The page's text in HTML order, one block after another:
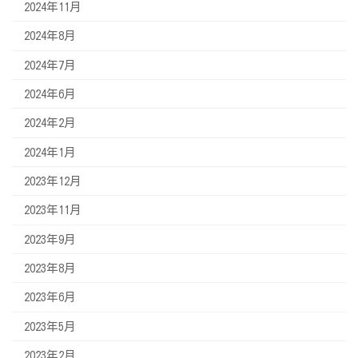
2024年11月
2024年8月
2024年7月
2024年6月
2024年2月
2024年1月
2023年12月
2023年11月
2023年9月
2023年8月
2023年6月
2023年5月
2023年2月